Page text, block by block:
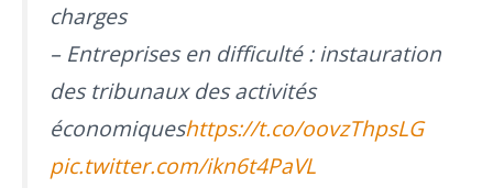
charges
– Entreprises en difficulté : instauration
des tribunaux des activités
économiqueshttps://t.co/oovzThpsLG
pic.twitter.com/ikn6t4PaVL